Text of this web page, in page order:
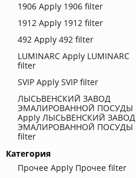
1906 Apply 1906 filter
1912 Apply 1912 filter
492 Apply 492 filter
LUMINARC Apply LUMINARC
filter
SVIP Apply SVIP filter
ЛЫСЬВЕНСКИЙ ЗАВОД
ЭМАЛИРОВАННОЙ ПОСУДЫ
Apply ЛЫСЬВЕНСКИЙ ЗАВОД
ЭМАЛИРОВАННОЙ ПОСУДЫ
filter
Категория
Прочее Apply Прочее filter